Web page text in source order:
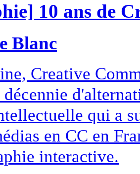
10 ans de
Blanc
Creative
décennie
qui a
en CC en
interactive.